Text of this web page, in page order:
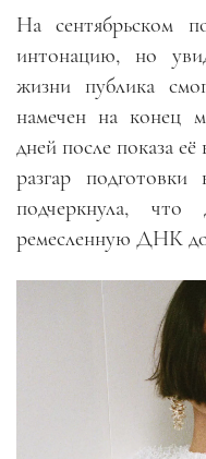
На сентябрьском
интонацию, но
жизни публика
намечен на конец
дней после показа
разгар
подчеркнула,
ремесленную ДНК